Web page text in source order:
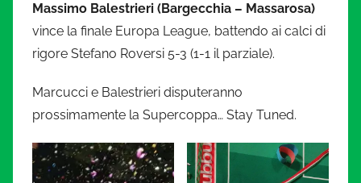
Massimo Balestrieri (Bargecchia – Massarosa)
vince la finale Europa League, battendo ai calci di
rigore Stefano Roversi 5-3 (1-1 il parziale).
Marcucci e Balestrieri disputeranno
prossimamente la Supercoppa… Stay Tuned.